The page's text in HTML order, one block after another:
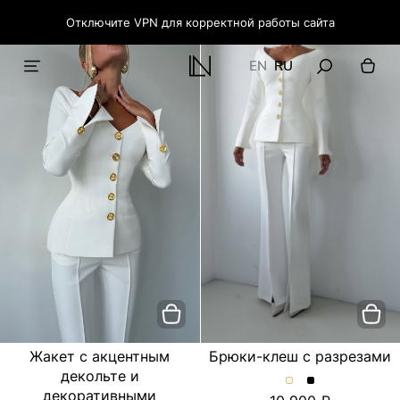
Отключите VPN для корректной работы сайта
EN RU
Жакет с акцентным
декольте и
декоративными
Брюки-клеш с разрезами
Брюки-Брюки-